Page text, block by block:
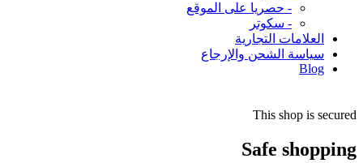
- حصريا على الموقع
- سكوتر
العلامات التجارية
سياسة الشحن والإرجاع
Blog
This shop is secured
Safe shopping